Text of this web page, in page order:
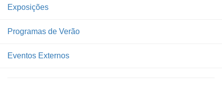
Exposições
Programas de Verão
Eventos Externos